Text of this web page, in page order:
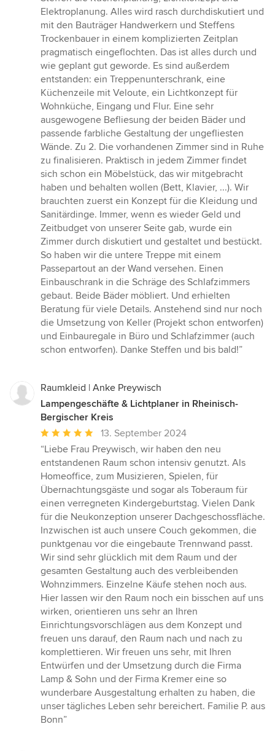
Elektroplanung. Alles wird rasch durchdiskutiert und
mit den Bauträger Handwerkern und Steffens
Trockenbauer in einem komplizierten Zeitplan
pragmatisch eingeflochten. Das ist alles durch und
wie geplant gut geworde. Es sind außerdem
entstanden: ein Treppenunterschrank, eine
Küchenzeile mit Veloute, ein Lichtkonzept für
Wohnküche, Eingang und Flur. Eine sehr
ausgewogene Befliesung der beiden Bäder und
passende farbliche Gestaltung der ungefliesten
Wände. Zu 2. Die vorhandenen Zimmer sind in Ruhe
zu finalisieren. Praktisch in jedem Zimmer findet
sich schon ein Möbelstück, das wir mitgebracht
haben und behalten wollen (Bett, Klavier, ...). Wir
brauchten zuerst ein Konzept für die Kleidung und
Sanitärdinge. Immer, wenn es wieder Geld und
Zeitbudget von unserer Seite gab, wurde ein
Zimmer durch diskutiert und gestaltet und bestückt.
So haben wir die untere Treppe mit einem
Passepartout an der Wand versehen. Einen
Einbauschrank in die Schräge des Schlafzimmers
gebaut. Beide Bäder möbliert. Und erhielten
Beratung für viele Details. Anstehend sind nur noch
die Umsetzung von Keller (Projekt schon entworfen)
und Einbauregale in Büro und Schlafzimmer (auch
schon entworfen). Danke Steffen und bis bald!”
Raumkleid | Anke Preywisch
Lampengeschäfte & Lichtplaner in Rheinisch-
Bergischer Kreis
Durchschnittliche
Bewertung:
5
von
5
Sternen
13. September 2024
“Liebe Frau Preywisch, wir haben den neu
entstandenen Raum schon intensiv genutzt. Als
Homeoffice, zum Musizieren, Spielen, für
Übernachtungsgäste und sogar als Toberaum für
einen verregneten Kindergeburtstag. Vielen Dank
für die Neukonzeption unserer Dachgeschossfläche.
Inzwischen ist auch unsere Couch gekommen, die
punktgenau vor die eingebaute Trennwand passt.
Wir sind sehr glücklich mit dem Raum und der
gesamten Gestaltung auch des verbleibenden
Wohnzimmers. Einzelne Käufe stehen noch aus.
Hier lassen wir den Raum noch ein bisschen auf uns
wirken, orientieren uns sehr an Ihren
Einrichtungsvorschlägen aus dem Konzept und
freuen uns darauf, den Raum nach und nach zu
komplettieren. Wir freuen uns sehr, mit Ihren
Entwürfen und der Umsetzung durch die Firma
Lamp & Sohn und der Firma Kremer eine so
wunderbare Ausgestaltung erhalten zu haben, die
unser tägliches Leben sehr bereichert. Familie P. aus
Bonn”